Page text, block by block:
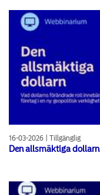
16-03-2026 | Tillgänglig
Den allsmäktiga dollarn